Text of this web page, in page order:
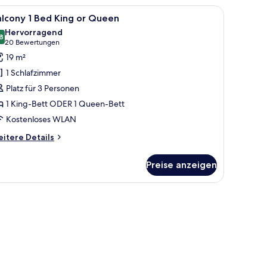
Bett, einem Sessel und einer Lampe.Ein Hotelzimmer mit einem großen Bett,
6 1 Bed King or Queen
von 10
Hervorragend
20 Bewertungen
(20
Bewertungen)
19 m²
1 Schlafzimmer
Platz für 3 Personen
1 King-Bett ODER 1 Queen-Bett
Kostenloses WLAN
Details
Preise anzeigen